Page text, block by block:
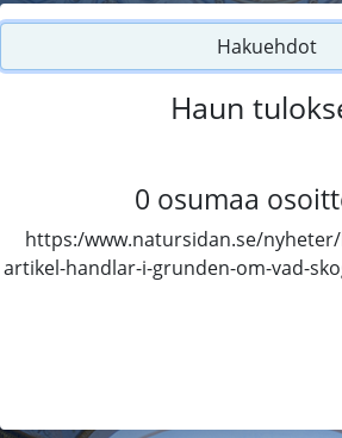
Hakuehdot
Haun
0 osumaa
https:/www.natursidan.se/
artikel-handlar-i-grunden-om-vad-